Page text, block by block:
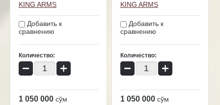
KING ARMS
Добавить к
сравнению
Количество:
− +
1 050 000 сўм
KING ARMS
Добавить к
сравнению
Количество:
− +
1 050 000 сўм